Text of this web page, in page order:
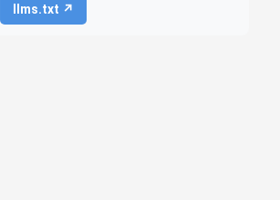
llms.txt ↗